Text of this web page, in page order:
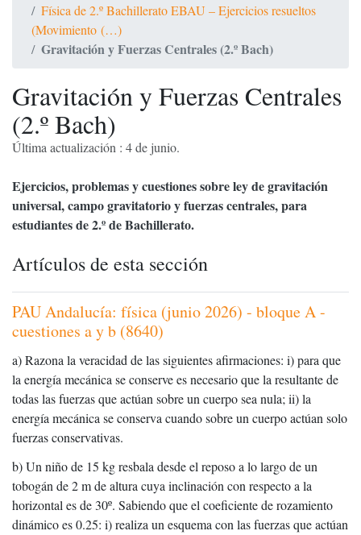
Física de 2.º Bachillerato EBAU – Ejercicios resueltos
(Movimiento (…)
Gravitación y Fuerzas Centrales (2.º Bach)
Gravitación y Fuerzas Centrales
(2.º Bach)
Última actualización : 4 de junio.
Ejercicios, problemas y cuestiones sobre ley de gravitación
universal, campo gravitatorio y fuerzas centrales, para
estudiantes de 2.º de Bachillerato.
Artículos de esta sección
PAU Andalucía: física (junio 2026) - bloque A -
cuestiones a y b (8640)
a) Razona la veracidad de las siguientes afirmaciones: i) para que
la energía mecánica se conserve es necesario que la resultante de
todas las fuerzas que actúan sobre un cuerpo sea nula; ii) la
energía mecánica se conserva cuando sobre un cuerpo actúan solo
fuerzas conservativas.
b) Un niño de 15 kg resbala desde el reposo a lo largo de un
tobogán de 2 m de altura cuya inclinación con respecto a la
horizontal es de 30º. Sabiendo que el coeficiente de rozamiento
dinámico es 0.25: i) realiza un esquema con las fuerzas que actúan